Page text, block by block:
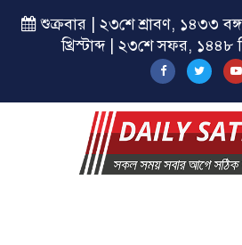
শুক্রবার | ২৩শে শ্রাবণ, ১৪৩৩
খ্রিস্টাব্দ | ২৩শে সফর, ১৪৪৮